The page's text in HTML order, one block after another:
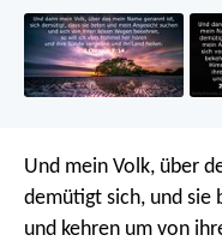
Und mein Volk, über
demütigt sich, und sie
und kehren um von